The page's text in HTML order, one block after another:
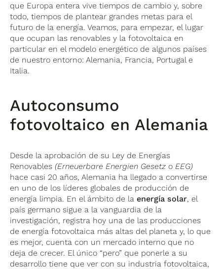
que Europa entera vive tiempos de cambio y, sobre
todo, tiempos de plantear grandes metas para el
futuro de la energía. Veamos, para empezar, el lugar
que ocupan las renovables y la fotovoltaica en
particular en el modelo energético de algunos países
de nuestro entorno: Alemania, Francia, Portugal e
Italia.
Autoconsumo
fotovoltaico en Alemania
Desde la aprobación de su Ley de Energías
Renovables (Erneuerbare Energien Gesetz o EEG)
hace casi 20 años, Alemania ha llegado a convertirse
en uno de los líderes globales de producción de
energía limpia. En el ámbito de laenergía solar, el
país germano sigue a la vanguardia de la
investigación, registra hoy una de las producciones
de energía fotovoltaica más altas del planeta y, lo que
es mejor, cuenta con un mercado interno que no
deja de crecer. El único “pero” que ponerle a su
desarrollo tiene que ver con su industria fotovoltaica,